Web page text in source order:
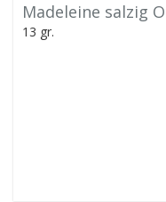
Madeleine salzig
13 gr.